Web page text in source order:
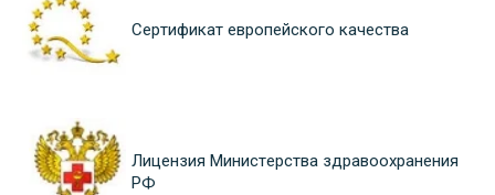
Сертификат европейского качества
Лицензия Министерства здравоохранения
РФ